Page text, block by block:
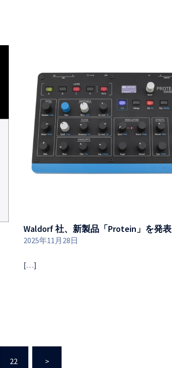
Waldorf 社、新製品「Protein」を発表
2025年11月28日
[…]
22 >